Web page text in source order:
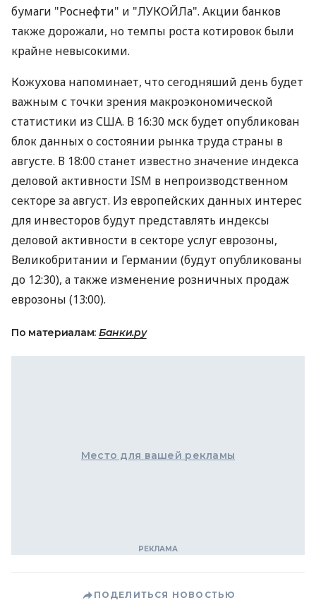
бумаги "Роснефти" и "ЛУКОЙЛа". Акции банков
также дорожали, но темпы роста котировок были
крайне невысокими.
Кожухова напоминает, что сегодняший день будет
важным с точки зрения макроэкономической
статистики из США. В 16:30 мск будет опубликован
блок данных о состоянии рынка труда страны в
августе. В 18:00 станет известно значение индекса
деловой активности ISM в непроизводственном
секторе за август. Из европейских данных интерес
для инвесторов будут представлять индексы
деловой активности в секторе услуг еврозоны,
Великобритании и Германии (будут опубликованы
до 12:30), а также изменение розничных продаж
еврозоны (13:00).
По материалам: Банки.ру
Место для вашей рекламы
ПОДЕЛИТЬСЯ НОВОСТЬЮ